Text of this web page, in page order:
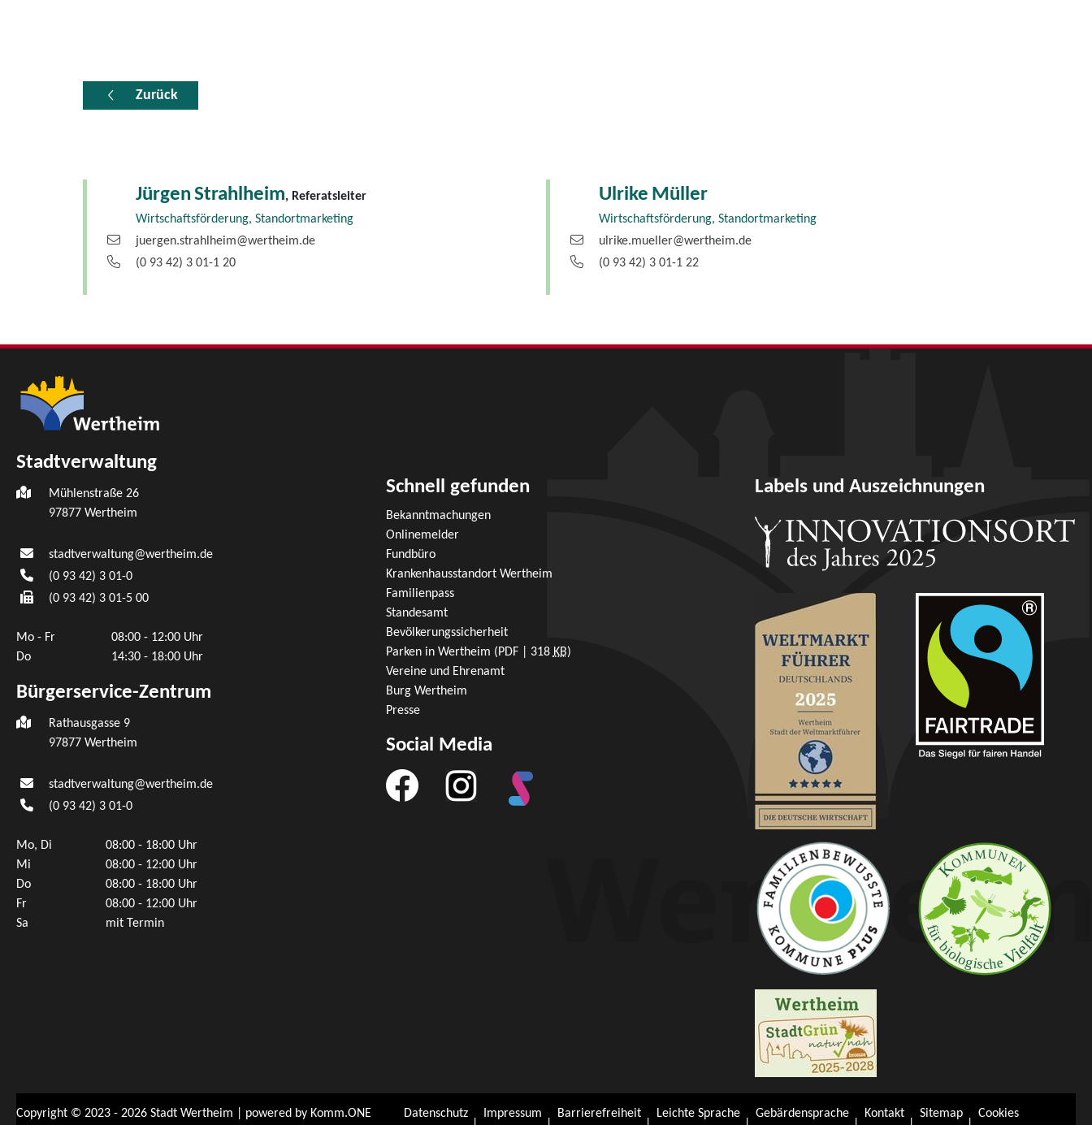
Zurück
JürgenStrahlheim, Referatsleiter
Wirtschaftsförderung, Standortmarketing
juergen.strahlheim@wertheim.de
(0 93 42) 3 01-1 20
Ulrike Müller
Wirtschaftsförderung, Standortmarketing
ulrike.mueller@wertheim.de
(0 93 42) 3 01-1 22
Stadtverwaltung
Mühlenstraße 26
97877 Wertheim
stadtverwaltung@wertheim.de
(0 93 42) 3 01-0
(0 93 42) 3 01-5 00
Mo - Fr
08:00 - 12:00 Uhr
Do
14:30 - 18:00 Uhr
Bürgerservice-Zentrum
Rathausgasse 9
97877 Wertheim
stadtverwaltung@wertheim.de
(0 93 42) 3 01-0
Mo, Di
08:00 - 18:00 Uhr
Mi
08:00 - 12:00 Uhr
Do
08:00 - 18:00 Uhr
Fr
08:00 - 12:00 Uhr
Sa
mit Termin
Schnell gefunden
Bekanntmachungen
Onlinemelder
Fundbüro
Krankenhausstandort Wertheim
Familienpass
Standesamt
Bevölkerungssicherheit
Parken in Wertheim (PDF | 318 KB)
Vereine und Ehrenamt
Burg Wertheim
Presse
Social Media
Labels und Auszeichnungen
Copyright © 2023 - 2026 Stadt Wertheim | powered by Komm.ONE Datenschutz Impressum Barrierefreiheit Leichte Sprache Gebärdensprache Kontakt Sitemap Cookies